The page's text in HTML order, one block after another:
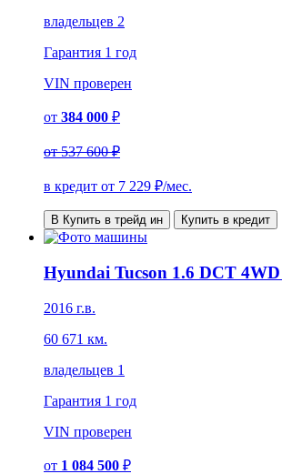
владельцев 2
Гарантия 1 год
VIN проверен
от 384 000 ₽
от537 600 ₽
в кредит от 7 229 ₽/мес.
В Купить в трейд ин Купить в кредит
Hyundai Tucson 1.6 DCT 4WD
2016 г.в.
60 671 км.
владельцев 1
Гарантия 1 год
VIN проверен
от 1 084 500 ₽